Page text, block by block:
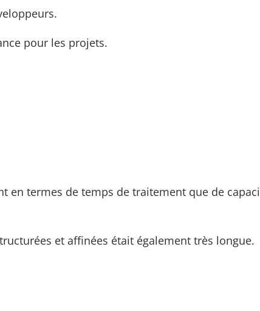
pour les projets.
en termes de temps de traitement que de
et affinées était également très longue.